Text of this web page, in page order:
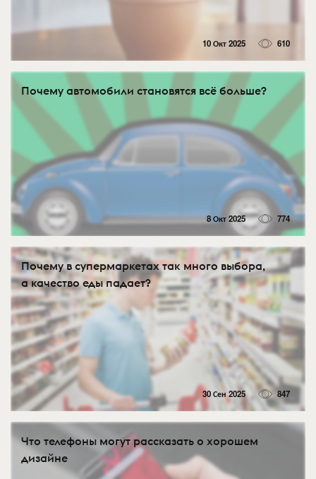
10 Окт 2025 610
Почему автомобили становятся всё больше?
8 Окт 2025 774
Почему в супермаркетах так много выбора,
а качество еды падает?
30 Сен 2025 847
Что телефоны могут рассказать о хорошем
дизайне